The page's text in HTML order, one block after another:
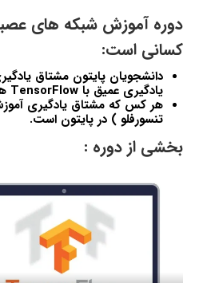
دوره آموزش شبکه های
کسانی است:
دانشجویان پایتون مشتاق
یادگیری عمیق با TensorFlow هستند
تنسورفلو ) در پایتون است.
بخشی از دوره :